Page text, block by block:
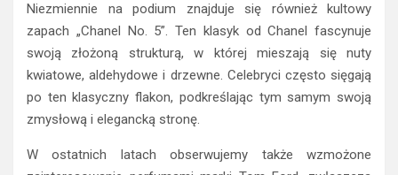
Niezmiennie na podium znajduje się również kultowy
zapach „Chanel No. 5”. Ten klasyk od Chanel fascynuje
swoją złożoną strukturą, w której mieszają się nuty
kwiatowe, aldehydowe i drzewne. Celebryci często sięgają
po ten klasyczny flakon, podkreślając tym samym swoją
zmysłową i elegancką stronę.
W ostatnich latach obserwujemy także wzmożone